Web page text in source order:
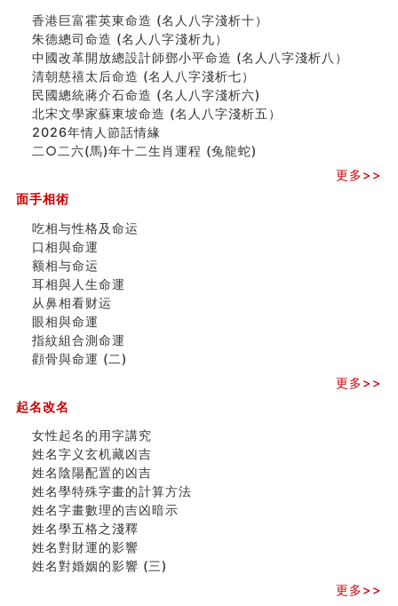
姓名陰陽配置的凶吉
六爻測住宅風水 (四)
玄空本义 (五)
财务办公室风水布局
精选1500个五行属木的字
玄空本义 (四)
八字算命：女命八字里日坐伤官克夫？
六爻算卦：我俩之间是否还命中有未尽的缘分？
清朝慈禧太后命造 (名人八字淺析七）
飞灵山传说故事
命理解说：想请问什么时候能够遇到姻缘结婚？
商舖選址的風水講究 (下)
吉凶神跳上大运时的断法【四柱技巧】
家居常見風水形煞及化解方法 (一)
刘燮鈞讲人相 手纹与命运(一)
玄空本义 (二)
大門風水五大禁忌！大門風水擺設？門中門風水解方？
寓意好的五行属水的汉字有哪些？五行属水的汉字大全
女性起名的用字講究
香港巨富霍英東命造 (名人八字淺析十）
購房十大風水原則 (上)
七夕节 我国唯一一个以女性为主角传统节日
商舖大門的風水原則 (下)
手指饱满福运加身，这种手相福运在何处？
家居常見風水形煞及化解方法 ( 四)
八字铁口直断经验总结五十条
香港巨富霍英東命造 (名人八字淺析十）
朱德總司命造 (名⼈⼋字淺析九）
中國改革開放總設計師鄧小平命造 (名人八字淺析八）
清朝慈禧太后命造 (名人八字淺析七）
民國總統蔣介石命造 (名人八字淺析六)
北宋文學家蘇東坡命造 (名人八字淺析五）
2026年情人節話情緣
二○二六(馬)年十二生肖運程 (兔龍蛇)
更多>>
面手相術
吃相与性格及命运
口相與命運
额相与命运
耳相與人生命運
从鼻相看财运
眼相與命運
指紋組合測命運
顴骨與命運 (二)
更多>>
起名改名
女性起名的用字講究
姓名字义玄机藏凶吉
姓名陰陽配置的凶吉
姓名學特殊字畫的計算方法
姓名字畫數理的吉凶暗示
姓名學五格之淺釋
姓名對財運的影響
姓名對婚姻的影響 (三)
更多>>